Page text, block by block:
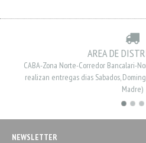
AREA DE
CABA-Zona Norte-Corredor Bancalari-
realizan entregas dias Sabados,
Madre)
NEWSLETTER